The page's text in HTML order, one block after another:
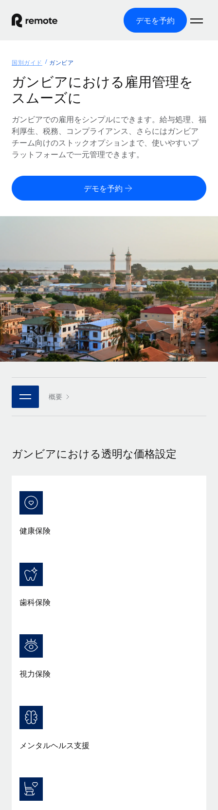
デモを予約
グローバル雇用
グローバル給与処理
コンプライアンス対応の給与処理を手軽に
Employer of Record（EOR）
グローバル展開をコストをかけずに実現
Contractor of Record
世界中の契約社員と法令を遵守して契約
複雑な雇用関連業務を外部委託
インフラ
Remote統合
人事機能をワークフローにシームレスに統合する
プラットフォーム
チームのための人事の基本機能を内蔵
接続 新しい
当社のMCPを使用して、あらゆるAIツールをRemoteに接続
統合
基本的なビジネスツールを活用して業務プロセスを効率化す
サービス
バックグラウンドチェック
候補者の選考プロセスをシンプルに
Compliance Watchtower
デバイス管理
ITデバイスを世界規模で提供・管理
法人設立
移住・転勤
従業員の異動をスムーズに
福利厚生
従業員の福利厚生を簡単に管理
ソリューション
各国の制度に対応
国別ガイド
/国別のグローバル雇用支援を検索する
Remoteを他社と比較
成長中の企業向けのアジャイルなグローバルHR・給与処理ソ
リューション
ミッドマーケット
カスタマイズされた人事ソリューションでチームを拡大する
企業
大企業向けのグローバルHR
パートナーに登録
戦略的テクノロジーパートナー
グローバルな人事機能を柔軟に自社プラットフォームへ統合
Remote Build 近日リリース予定
活用事例
リソース
ツールと計算ツール
従業員コスト計算ツール
REMOTEで学習
リサーチおよびガイド
活用事例
HR用語集
チェックリストおよびテンプレート
職務内容ライブラリ
ウェビナー
イベント
給与・人材情報
サポートを依頼する
すべてのリソースを表示する
グローバル給与処理
EORおよびPEO
契約社員管理
ブログを読む
ブログ
よびContractor Management Plus（契約社員管理
プラス）
業務に最適な人材を採用し、管理し、給与を支給できるようにす
詳細を見る
価格
English
Deutsch
Español
Italiano
Português (Portugal)
日本語
한국어
国別ガイド ガンビア
ガンビアにおける雇用管理を
スムーズに
ガンビアでの雇用をシンプルにできます。給与処理、福
利厚生、税務、コンプライアンス、さらにはガンビア
チーム向けのストックオプションまで、使いやすいプ
ラットフォームで一元管理できます。
デモを予約
概要
ガンビアにおける透明な価格設定
健康保険
歯科保険
視力保険
メンタルヘルス支援